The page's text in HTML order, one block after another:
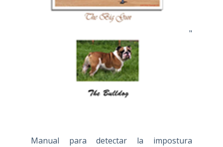
"
Manual para detectar la impostura